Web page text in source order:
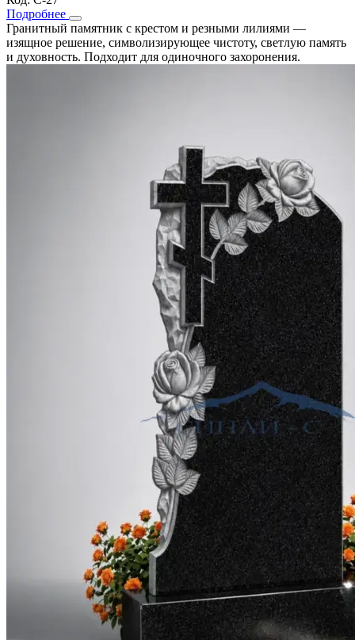
Подробнее
Гранитный памятник с крестом и резными лилиями —
изящное решение, символизирующее чистоту, светлую память
и духовность. Подходит для одиночного захоронения.